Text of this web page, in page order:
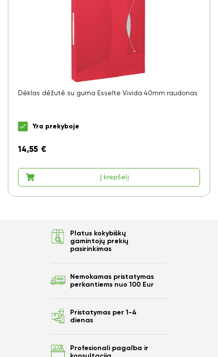
Dėklas dėžutė su guma Esselte Vivida 40mm raudonas
Yra prekyboje
14,55 €
Į krepšelį
Platus kokybiškų
gamintojų prekių
pasirinkimas
Nemokamas pristatymas
perkantiems nuo 100 Eur
Pristatymas per 1-4
dienas
Profesionali pagalba ir
Ar norite sutaupyti
10%
nuo savo užsakymo?